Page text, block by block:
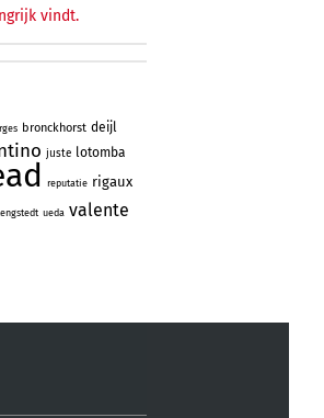
vindt.
bronckhorst deijl
juste lotomba
reputatie rigaux
ueda valente